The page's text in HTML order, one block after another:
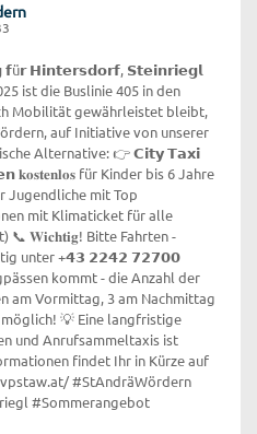
𝗛𝗶𝗻𝘁𝗲𝗿𝘀𝗱𝗼𝗿𝗳, 𝗦𝘁𝗲𝗶𝗻𝗿𝗶𝗲𝗴𝗹
ist die Buslinie 405 in den
Mobilität gewährleistet bleibt,
auf Initiative von unserer
👉 𝗖𝗶𝘁𝘆 𝗧𝗮𝘅𝗶
für Kinder bis 6 Jahre
Jugendliche mit Top
mit Klimaticket für alle
-
unter +𝟰𝟯 𝟮𝟮𝟰𝟮 𝟳𝟮𝟳𝟬𝟬
kommt - die Anzahl der
am Vormittag, 3 am Nachmittag
langfristige
und Anrufsammeltaxis ist
#Sommerangebot